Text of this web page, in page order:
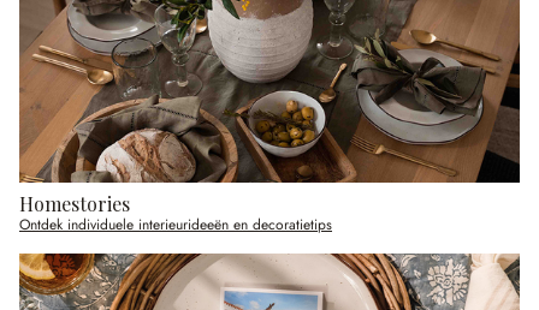
Homestories
Ontdek individuele interieurideeën en decoratietips